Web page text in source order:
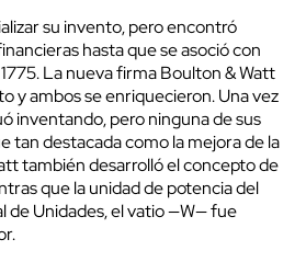
su invento, pero encontró
hasta que se asoció con
La nueva firma Boulton & Watt
y ambos se enriquecieron. Una vez
inventando, pero ninguna de sus
tan destacada como la mejora de la
también desarrolló el concepto de
que la unidad de potencia del
de Unidades, el vatio —W— fue